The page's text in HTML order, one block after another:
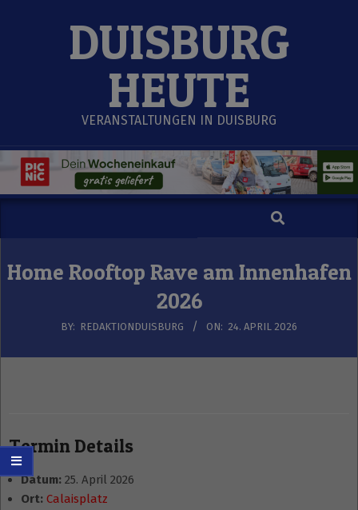
DUISBURG
HEUTE
VERANSTALTUNGEN IN DUISBURG
Menu
Search
Home Rooftop Rave am Innenhafen
2026
BY: REDAKTIONDUISBURG ON: 24. APRIL 2026
Termin Details
Datum: 25. April 2026
Ort: Calaisplatz